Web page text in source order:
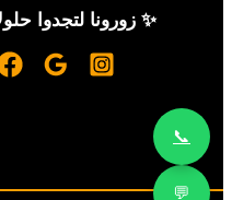
✨ زورونا لتجدوا
💬
📞